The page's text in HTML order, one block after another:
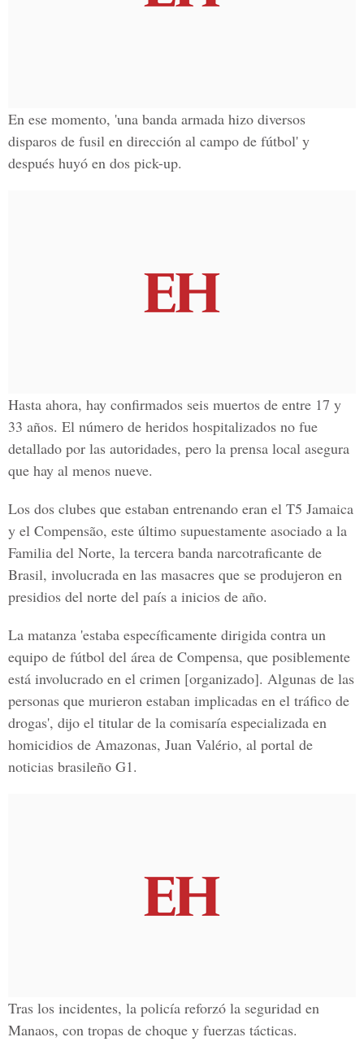
En ese momento, 'una banda armada hizo diversos
disparos de fusil en dirección al campo de fútbol' y
después huyó en dos pick-up.
Hasta ahora, hay confirmados seis muertos de entre 17 y
33 años. El número de heridos hospitalizados no fue
detallado por las autoridades, pero la prensa local asegura
que hay al menos nueve.
Los dos clubes que estaban entrenando eran el T5 Jamaica
y el Compensão, este último supuestamente asociado a la
Familia del Norte, la tercera banda narcotraficante de
Brasil, involucrada en las masacres que se produjeron en
presidios del norte del país a inicios de año.
La matanza 'estaba específicamente dirigida contra un
equipo de fútbol del área de Compensa, que posiblemente
está involucrado en el crimen [organizado]. Algunas de las
personas que murieron estaban implicadas en el tráfico de
drogas', dijo el titular de la comisaría especializada en
homicidios de Amazonas, Juan Valério, al portal de
noticias brasileño G1.
Tras los incidentes, la policía reforzó la seguridad en
Manaos, con tropas de choque y fuerzas tácticas.